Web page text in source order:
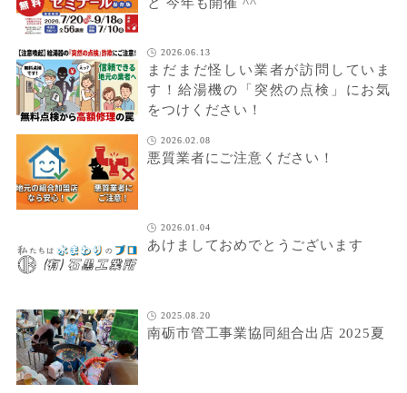
2026.06.13
まだまだ怪しい業者が訪問していま
す！給湯機の「突然の点検」にお気
をつけください！
2026.02.08
悪質業者にご注意ください！
2026.01.04
あけましておめでとうございます
2025.08.20
南砺市管工事業協同組合出店 2025夏